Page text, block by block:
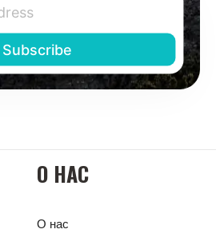
О НАС
О нас